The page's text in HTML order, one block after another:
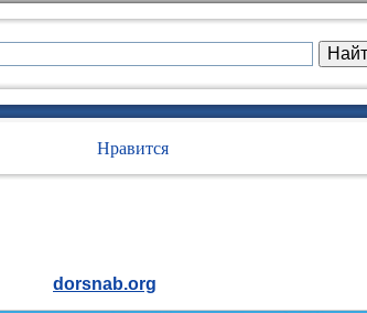
Нравится
dorsnab.org